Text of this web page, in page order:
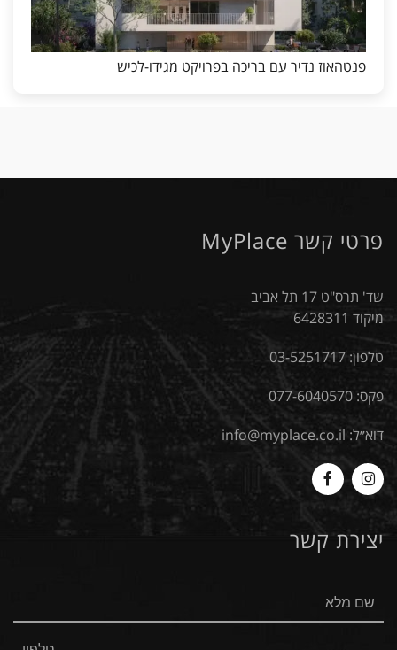
פנטהאוז נדיר עם בריכה בפרויקט מגידו-לכיש
פרטי קשר MyPlace
שד' תרס"ט 17 תל אביב
מיקוד 6428311
טלפון:03-5251717
פקס: 077-6040570
דוא״ל: info@myplace.co.il
Myplace
-
Instagram
MyPlace
Facebook
יצירת קשר